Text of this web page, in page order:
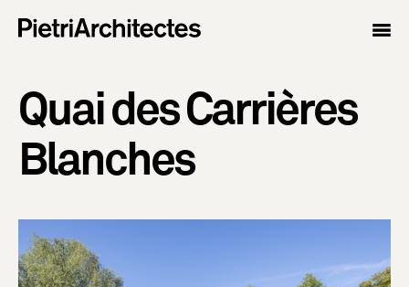
Quai des Carrières
Blanches